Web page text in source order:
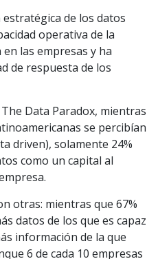
de los datos
operativa de la
las empresas y ha
de respuesta de los
Data Paradox, mientras
se percibían
driven), solamente 24%
como un capital al
otras: mientras que 67%
datos de los que es capaz
información de la que
6 de cada 10 empresas